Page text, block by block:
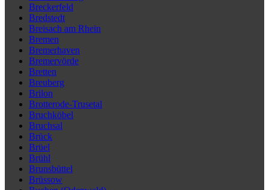
Breckerfeld
Bredstedt
Breisach am Rhein
Bremen
Bremerhaven
Bremervörde
Bretten
Breuberg
Brilon
Brotterode-Trusetal
Bruchköbel
Bruchsal
Brück
Brüel
Brühl
Brunsbüttel
Brüssow